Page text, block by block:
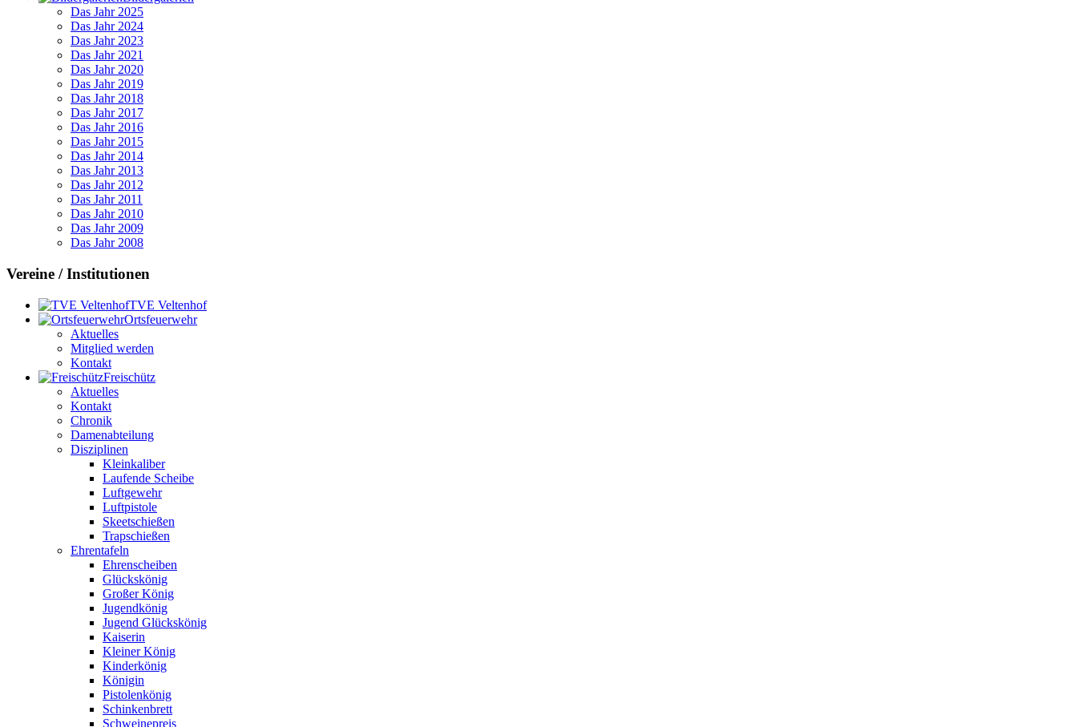
Das Jahr 2025
Das Jahr 2024
Das Jahr 2023
Das Jahr 2021
Das Jahr 2020
Das Jahr 2019
Das Jahr 2018
Das Jahr 2017
Das Jahr 2016
Das Jahr 2015
Das Jahr 2014
Das Jahr 2013
Das Jahr 2012
Das Jahr 2011
Das Jahr 2010
Das Jahr 2009
Das Jahr 2008
Vereine / Institutionen
TVE Veltenhof
Ortsfeuerwehr
Aktuelles
Mitglied werden
Kontakt
Freischütz
Aktuelles
Kontakt
Chronik
Damenabteilung
Disziplinen
Kleinkaliber
Laufende Scheibe
Luftgewehr
Luftpistole
Skeetschießen
Trapschießen
Ehrentafeln
Ehrenscheiben
Glückskönig
Großer König
Jugendkönig
Jugend Glückskönig
Kaiserin
Kleiner König
Kinderkönig
Königin
Pistolenkönig
Schinkenbrett
Schweinepreis